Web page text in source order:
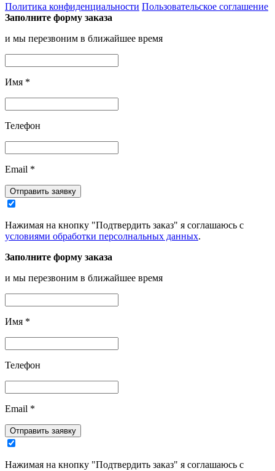
Политика конфиденциальности Пользовательское соглашение
Заполните форму заказа
и мы перезвоним в ближайшее время
Имя *
Телефон
Email *
Отправить заявку
Нажимая на кнопку "Подтвердить заказ" я соглашаюсь с
условиями обработки персолнальных данных.
Заполните форму заказа
и мы перезвоним в ближайшее время
Имя *
Телефон
Email *
Отправить заявку
Нажимая на кнопку "Подтвердить заказ" я соглашаюсь с